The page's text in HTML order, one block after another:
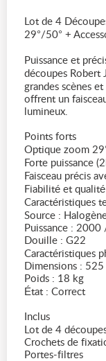
Lot de 4
29°/50° +
Puissance et
découpes Robert
grandes scènes
offrent un
lumineux.
Points forts
Optique zoom
Forte puissance
Faisceau précis
Fiabilité et
Caractéristiques
Source :
Puissance :
Douille : G22
Caractéristiques
Dimensions :
Poids : 18 kg
État : Correct
Inclus
Lot de 4
Crochets de
Portes-filtres